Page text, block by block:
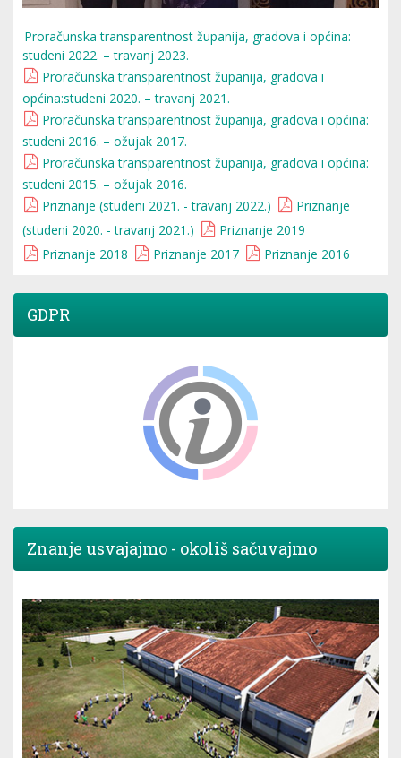
Proračunska transparentnost županija, gradova i općina:
studeni 2022. – travanj 2023.
Proračunska transparentnost županija, gradova i
općina:studeni 2020. – travanj 2021.
Proračunska transparentnost županija, gradova i općina:
studeni 2016. – ožujak 2017.
Proračunska transparentnost županija, gradova i općina:
studeni 2015. – ožujak 2016.
Priznanje (studeni 2021. - travanj 2022.)
Priznanje
(studeni 2020. - travanj 2021.)
Priznanje 2019
Priznanje 2018
Priznanje 2017 Priznanje 2016
GDPR
Znanje usvajajmo - okoliš sačuvajmo